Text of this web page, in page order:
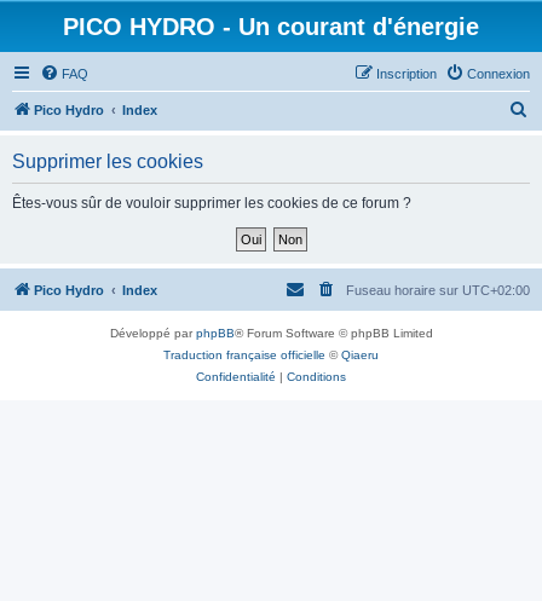
PICO HYDRO - Un courant d'énergie
FAQ Connexion
Inscription
Pico Hydro Index
h
Supprimer les cookies
Êtes-vous sûr de vouloir supprimer les cookies de ce forum ?
Pico Hydro Index Fuseau horaire sur UTC+02:00
Développé parphpBB® Forum Software © phpBB Limited
Traduction française officielle ©Qiaeru
Confidentialité | Conditions